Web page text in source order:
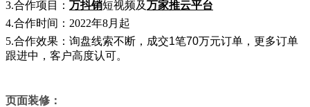
3.合作项目： 万抖销短视频及万家推云平台
4.合作时间：2022年8月起
5.合作效果：询盘线索不断，成交1笔70万元订单 ， 更多订单
跟进中，客户高度认可。
页面装修：